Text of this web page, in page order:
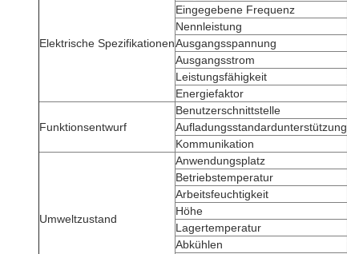
Elektrische Spezifikationen
Eingegebene Frequenz
Nennleistung
Ausgangsspannung
Ausgangsstrom
Leistungsfähigkeit
Energiefaktor
Funktionsentwurf
Benutzerschnittstelle
Aufladungsstandardunterstützung
Kommunikation
Umweltzustand
Anwendungsplatz
Betriebstemperatur
Arbeitsfeuchtigkeit
Höhe
Lagertemperatur
Abkühlen